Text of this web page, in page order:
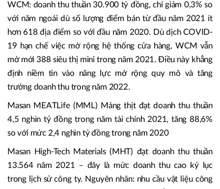
WCM: doanh thu thuần 30.900 tỷ đồng, chỉ giảm 0,3% so
với năm ngoái dù số lượng điểm bán từ đầu năm 2021 ít
hơn 618 địa điểm so với đầu năm 2020. Dù dịch COVID-
19 hạn chế việc mở rộng hệ thống cửa hàng, WCM vẫn
mở mới 388 siêu thị mini trong năm 2021. Điều này khẳng
định niềm tin vào năng lực mở rộng quy mô và tăng
trưởng doanh thu trong năm 2022.
Masan MEATLife (MML) Mảng thịt đạt doanh thu thuần
4,5 nghìn tỷ đồng trong năm tài chính 2021, tăng 88,6%
so với mức 2,4 nghìn tỷ đồng trong năm 2020
Masan High-Tech Materials (MHT) đạt doanh thu thuần
13.564 năm 2021 – đây là mức doanh thu cao kỷ lục
trong lịch sử công ty. Nguyên nhân: nhu cầu vật liệu công